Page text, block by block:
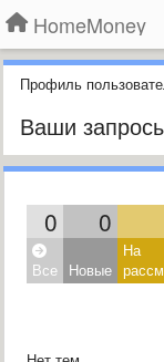
HomeMoney
Профиль
Ваши
0 0
Все Новые
На